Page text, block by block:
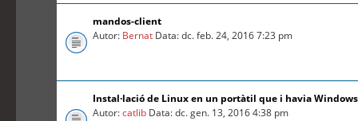
mandos-client
Autor: Bernat Data: dc. feb. 24, 2016 7:23 pm
Instal·lació de Linux en un portàtil que i havia
Autor:catlib Data: dc. gen. 13, 2016 4:38 pm